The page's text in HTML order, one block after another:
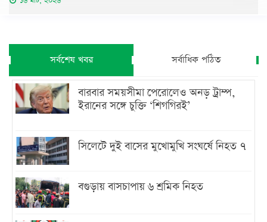
সর্বশেষ খবর সর্বাধিক পঠিত
বারবার সময়সীমা পেরোলেও অনড় ট্রাম্প,
ইরানের সঙ্গে চুক্তি ‘শিগগিরই’
সিলেটে দুই বাসের মুখোমুখি সংঘর্ষে নিহত ৭
বগুড়ায় বাসচাপায় ৬ শ্রমিক নিহত